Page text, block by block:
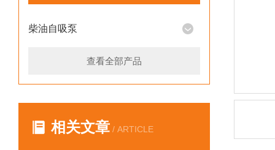
柴油自吸泵
查看全部产品
相关文章 / ARTICLE